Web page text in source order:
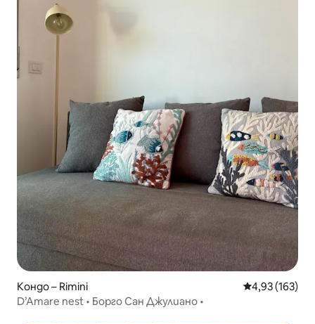
Кондо – Rimini Средна
4,93 (163)
D’Amare nest • Борго Сан Джулиано •